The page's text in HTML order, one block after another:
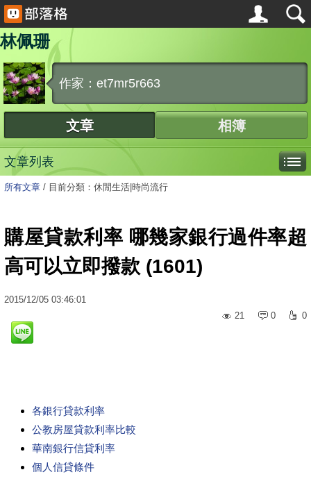
林佩珊
作家：et7mr5r663
文章 相簿
文章列表
所有文章 / 目前分類：休閒生活|時尚流行
購屋貸款利率 哪幾家銀行過件率超
高可以立即撥款 (1601)
2015/12/05 03:46:01
21
0 0
各銀行貸款利率
公教房屋貸款利率比較
華南銀行信貸利率
個人信貸條件